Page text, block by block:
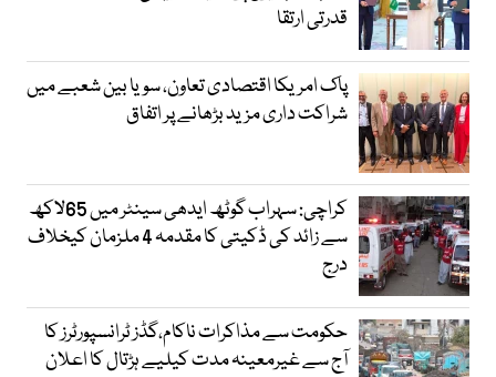
قدرتی ارتقا
پاک امریکا اقتصادی تعاون، سویا بین شعبے میں
شراکت داری مزید بڑھانے پر اتفاق
کراچی: سہراب گوٹھ ایدھی سینٹر میں 65لاکھ
سے زائد کی ڈکیتی کا مقدمہ 4 ملزمان کیخلاف
درج
حکومت سے مذاکرات ناکام،گڈز ٹرانسپورٹرز کا
آج سے غیرمعینہ مدت کیلیے ہڑتال کا اعلان